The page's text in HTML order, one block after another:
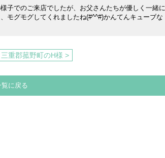
子でのご来店でしたが、お父さんたちが優しく一緒に
モグモグしてくれましたね(#^^#)かんてんキューブな
三重郡菰野町のH様 >
に戻る